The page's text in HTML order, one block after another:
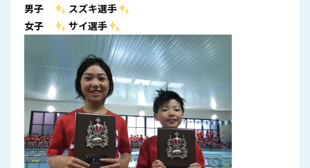
男子
スズキ選手
女子
サイ選手